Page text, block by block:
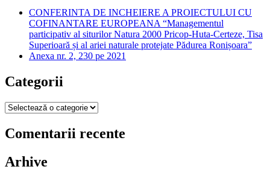
CONFERINTA DE INCHEIERE A PROIECTULUI CU
COFINANTARE EUROPEANA “Managementul
participativ al siturilor Natura 2000 Pricop-Huta-Certeze, Tisa
Superioară și al ariei naturale protejate Pădurea Ronișoara”
Anexa nr. 2, 230 pe 2021
Categorii
Categorii
Comentarii recente
Arhive